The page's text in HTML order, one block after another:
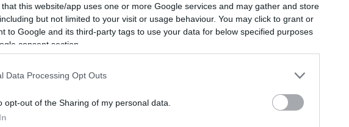
that this website/app uses one or more Google services and may gather and store
but not limited to your visit or usage behaviour. You may click to grant or
to Google and its third-party tags to use your data for below specified purposes
consent section.
Data Processing Opt Outs
opt-out of the Sharing of my personal data.
Μαρινάκης θα εισηγηθεί στη Γενική Συνέλευση της
για τη θέση του διευθύνοντος συμβούλου και θα
Θεσμών και Διαφάνειας της Βουλής.